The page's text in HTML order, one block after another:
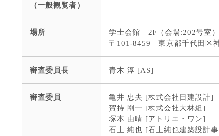
（一般観覧者）
場所
学士会館 2F（会場:202号室
〒101-8459 東京都千代田区
審査委員長 青木 淳 [AS]
審査委員
亀井 忠夫 [株式会社日建設計]
賀持 剛一 [株式会社大林組]
塚本 由晴 [アトリエ・ワン]
石上 純也 [石上純也建築設計